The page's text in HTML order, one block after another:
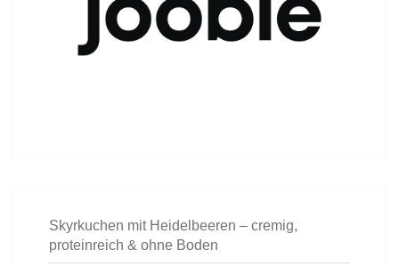
Skyrkuchen mit Heidelbeeren – cremig,
proteinreich & ohne Boden